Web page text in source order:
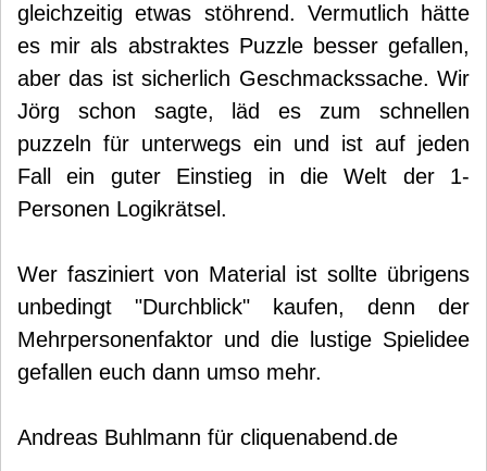
gleichzeitig etwas stöhrend. Vermutlich hätte
es mir als abstraktes Puzzle besser gefallen,
aber das ist sicherlich Geschmackssache. Wir
Jörg schon sagte, läd es zum schnellen
puzzeln für unterwegs ein und ist auf jeden
Fall ein guter Einstieg in die Welt der 1-
Personen Logikrätsel.
Wer fasziniert von Material ist sollte übrigens
unbedingt "Durchblick" kaufen, denn der
Mehrpersonenfaktor und die lustige Spielidee
gefallen euch dann umso mehr.
Andreas Buhlmann für cliquenabend.de